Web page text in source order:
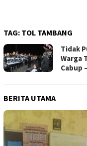
TAG: TOL TAMBANG
Tidak
Warga
Cabup
BERITA UTAMA